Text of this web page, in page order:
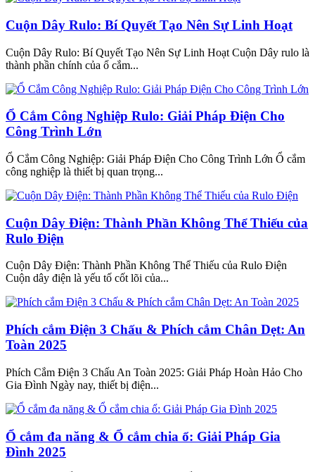
Cuộn Dây Rulo: Bí Quyết Tạo Nên Sự Linh Hoạt
Cuộn Dây Rulo: Bí Quyết Tạo Nên Sự Linh Hoạt Cuộn Dây rulo là
thành phần chính của ổ cắm...
Ổ Cắm Công Nghiệp Rulo: Giải Pháp Điện Cho
Công Trình Lớn
Ổ Cắm Công Nghiệp: Giải Pháp Điện Cho Công Trình Lớn Ổ cắm
công nghiệp là thiết bị quan trọng...
Cuộn Dây Điện: Thành Phần Không Thể Thiếu của
Rulo Điện
Cuộn Dây Điện: Thành Phần Không Thể Thiếu của Rulo Điện
Cuộn dây điện là yếu tố cốt lõi của...
Phích cắm Điện 3 Chấu & Phích cắm Chân Dẹt: An
Toàn 2025
Phích Cắm Điện 3 Chấu An Toàn 2025: Giải Pháp Hoàn Hảo Cho
Gia Đình Ngày nay, thiết bị điện...
Ổ cắm đa năng & Ổ cắm chia ổ: Giải Pháp Gia
Đình 2025